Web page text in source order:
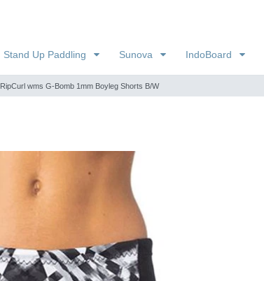
Stand Up Paddling Sunova IndoBoard
RipCurl wms G-Bomb 1mm Boyleg Shorts B/W